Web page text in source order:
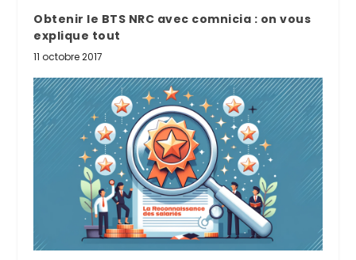
Obtenir le BTS NRC avec comnicia : on vous
explique tout
11 octobre 2017